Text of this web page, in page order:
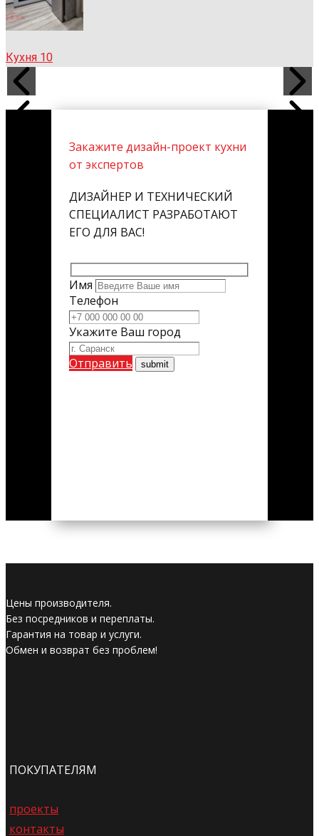
Кухня 10
Закажите дизайн-проект кухни
от экспертов
ДИЗАЙНЕР И ТЕХНИЧЕСКИЙ
СПЕЦИАЛИСТ РАЗРАБОТАЮТ
ЕГО ДЛЯ ВАС!
Имя
Телефон
Укажите Ваш город
Отправить
Цены производителя.
Без посредников и переплаты.
Гарантия на товар и услуги.
Обмен и возврат без проблем!
ПОКУПАТЕЛЯМ
проекты
контакты